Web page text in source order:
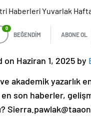
0
BEĞENDİM ABONE OL
Haziran 1, 2025 by
ve akademik
son haberler,